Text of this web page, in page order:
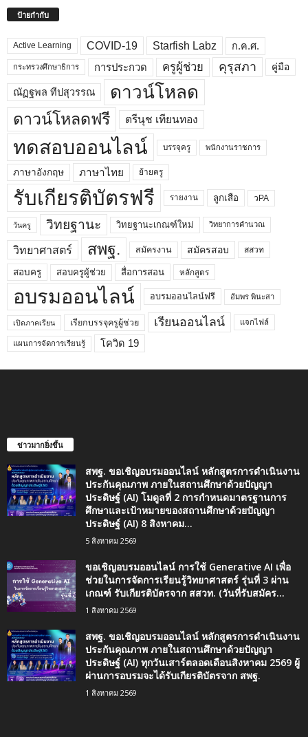
ป้ายกำกับ
Active Learning COVID-19 Starfish Labz ก.ค.ศ.
กระทรวงศึกษาธิการ การประกวด ครูผู้ช่วย คุรุสภา คู่มือ
ณัฏฐพล ทีปสุวรรณ ดาวน์โหลด
ดาวน์โหลดฟรี ตรีนุช เทียนทอง
ทดสอบออนไลน์ บรรจุครู พนักงานราชการ
ภาษาอังกฤษ ภาษาไทย ย้ายครู
รับเกียรติบัตรฟรี รายงาน ลูกเสือ วPA
วันครู วิทยฐานะ วิทยฐานะเกณฑ์ใหม่ วิทยาการคำนวณ
วิทยาศาสตร์ สพฐ. สมัครงาน สมัครสอบ สสวท
สอบครู สอบครูผู้ช่วย สื่อการสอน หลักสูตร
อบรมออนไลน์ อบรมออนไลน์ฟรี อัมพร พินะสา
เปิดภาคเรียน เรียกบรรจุครูผู้ช่วย เรียนออนไลน์ แจกไฟล์
แผนการจัดการเรียนรู้ โควิด 19
ข่าวมากยิ่งขึ้น
สพฐ. ขอเชิญอบรมออนไลน์ หลักสูตรการดำเนินงาน
ประกันคุณภาพ ภายในสถานศึกษาด้วยปัญญา
ประดิษฐ์ (AI) โมดูลที่ 2 การกำหนดมาตรฐานการ
ศึกษาและเป้าหมายของสถานศึกษาด้วยปัญญา
ประดิษฐ์ (AI) 8 สิงหาคม...
5 สิงหาคม 2569
ขอเชิญอบรมออนไลน์ การใช้ Generative AI เพื่อ
ช่วยในการจัดการเรียนรู้วิทยาศาสตร์ รุ่นที่ 3 ผ่าน
เกณฑ์ รับเกียรติบัตรจาก สสวท. (วันที่รับสมัคร...
1 สิงหาคม 2569
สพฐ. ขอเชิญอบรมออนไลน์ หลักสูตรการดำเนินงาน
ประกันคุณภาพ ภายในสถานศึกษาด้วยปัญญา
ประดิษฐ์ (AI) ทุกวันเสาร์ตลอดเดือนสิงหาคม 2569 ผู้
ผ่านการอบรมจะได้รับเกียรติบัตรจาก สพฐ.
1 สิงหาคม 2569